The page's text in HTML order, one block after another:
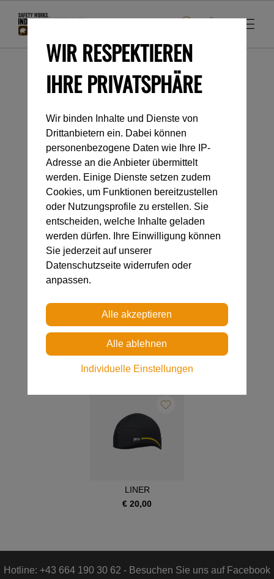
Startseite Industrieklettern
Helme
ZUBEHÖR
€ 52,00
€ 42,00
LINER
€ 20,00
WIR RESPEKTIEREN
IHRE PRIVATSPHÄRE
Wir binden Inhalte und Dienste von
Drittanbietern ein. Dabei können
personenbezogene Daten wie Ihre IP-
Adresse an die Anbieter übermittelt
werden. Einige Dienste setzen zudem
Cookies, um Funktionen bereitzustellen
oder Nutzungsprofile zu erstellen. Sie
entscheiden, welche Inhalte geladen
werden dürfen. Ihre Einwilligung können
Sie jederzeit auf unserer
Datenschutzseite widerrufen oder
anpassen.
Individuelle Einstellungen
Hotline: +43 664 190 30 62 - Besuchen Sie uns auf Facebook